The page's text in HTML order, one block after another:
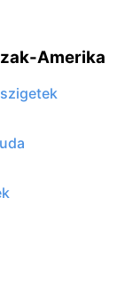
Amerika